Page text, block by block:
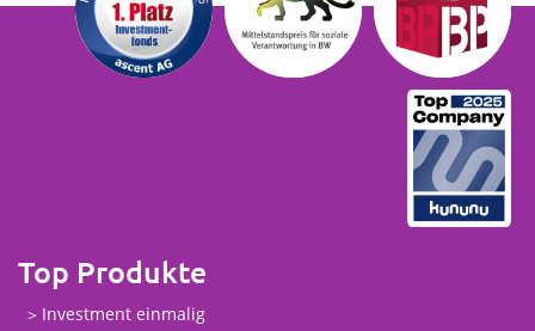
Top Produkte
Investment einmalig